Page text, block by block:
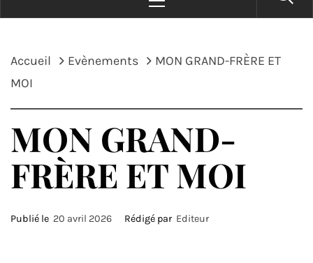
principal
Accueil Evènements
MON GRAND-FRÈRE ET
MOI
MON GRAND-
FRÈRE ET MOI
Publié le 20 avril 2026 Rédigé par Editeur